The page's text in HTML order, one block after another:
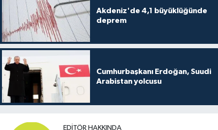
Akdeniz'de 4,1 büyüklüğünde
deprem
Cumhurbaşkanı Erdoğan, Suudi
Arabistan yolcusu
EDITÖR HAKKINDA